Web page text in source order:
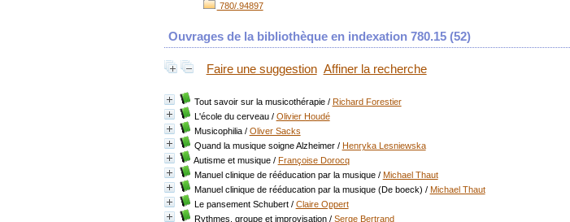
780/.94897
Ouvrages de la bibliothèque en indexation 780.15 (52)
Faire une suggestion Affiner la recherche
Tout savoir sur la musicothérapie/ Richard Forestier
L'école du cerveau/ Olivier Houdé
Musicophilia/ Oliver Sacks
Quand la musique soigne Alzheimer/ Henryka Lesniewska
Autisme et musique/ Françoise Dorocq
Manuel clinique de rééducation par la musique/ Michael Thaut
Manuel clinique de rééducation par la musique (De boeck) / Michael Thaut
Le pansement Schubert/ Claire Oppert
Rythmes, groupe et improvisation/ Serge Bertrand